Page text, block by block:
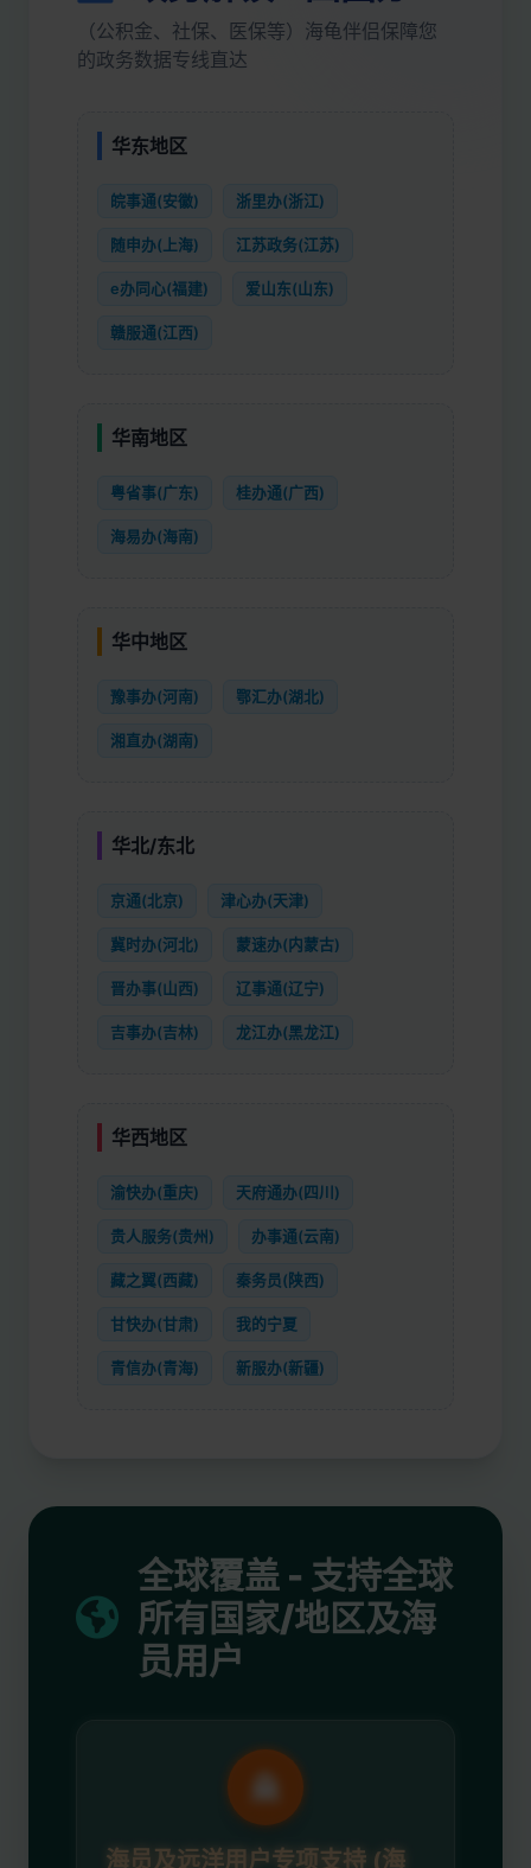
（公积金、社保、医保等）海龟伴侣保障您
的政务数据专线直达
华东地区
皖事通(安徽) 浙里办(浙江)
随申办(上海) 江苏政务(江苏)
e办同心(福建) 爱山东(山东)
赣服通(江西)
华南地区
粤省事(广东) 桂办通(广西)
海易办(海南)
华中地区
豫事办(河南) 鄂汇办(湖北)
湘直办(湖南)
华北/东北
京通(北京) 津心办(天津)
冀时办(河北) 蒙速办(内蒙古)
晋办事(山西) 辽事通(辽宁)
吉事办(吉林) 龙江办(黑龙江)
华西地区
渝快办(重庆) 天府通办(四川)
贵人服务(贵州) 办事通(云南)
藏之翼(西藏) 秦务员(陕西)
甘快办(甘肃) 我的宁夏
青信办(青海) 新服办(新疆)
全球覆盖 - 支持全球
所有国家/地区及海
员用户
海员及远洋用户专项支持 (海